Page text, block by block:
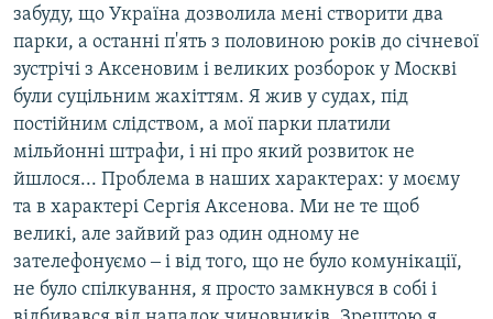
забуду, що Україна дозволила мені створити два
парки, а останні п'ять з половиною років до січневої
зустрічі з Аксеновим і великих розборок у Москві
були суцільним жахіттям. Я жив у судах, під
постійним слідством, а мої парки платили
мільйонні штрафи, і ні про який розвиток не
йшлося... Проблема в наших характерах: у моєму
та в характері Сергія Аксенова. Ми не те щоб
великі, але зайвий раз один одному не
зателефонуємо ‒ і від того, що не було комунікації,
не було спілкування, я просто замкнувся в собі і